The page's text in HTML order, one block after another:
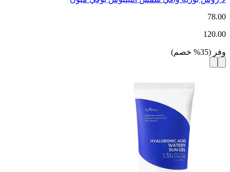
78.00
120.00
وفر (
35
% خصم)